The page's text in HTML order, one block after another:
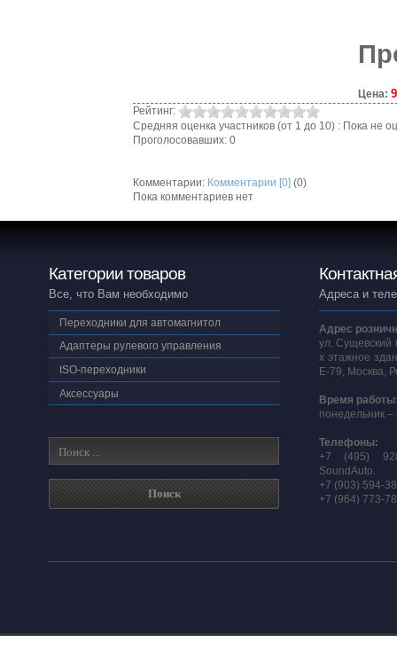
Цена:
Рейтинг:
Средняя оценка участников (от 1 до 10) : Пока не
Проголосовавших: 0
Комментарии: Комментарии [0] (0)
Пока комментариев нет
Категории товаров
Все, что Вам необходимо
Переходники для автомагнитол
Адаптеры рулевого управления
ISO-переходники
Аксессуары
Адреса и
Адрес
ул. Сущевский
х этажное
E-79, Москва,
Время
понедельник –
Телефоны:
+7 (495)
SoundAuto.
+7 (903) 594-
+7 (964) 773-